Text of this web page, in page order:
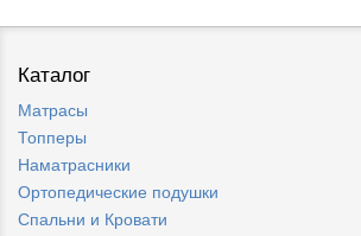
Каталог
Матрасы
Топперы
Наматрасники
Ортопедические подушки
Спальни и Кровати